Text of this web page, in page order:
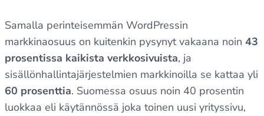
Samalla perinteisemmän WordPressin
markkinaosuus on kuitenkin pysynyt vakaana noin 43
prosentissa kaikista verkkosivuista, ja
sisällönhallintajärjestelmien markkinoilla se kattaa yli
60 prosenttia. Suomessa osuus noin 40 prosentin
luokkaa eli käytännössä joka toinen uusi yrityssivu,